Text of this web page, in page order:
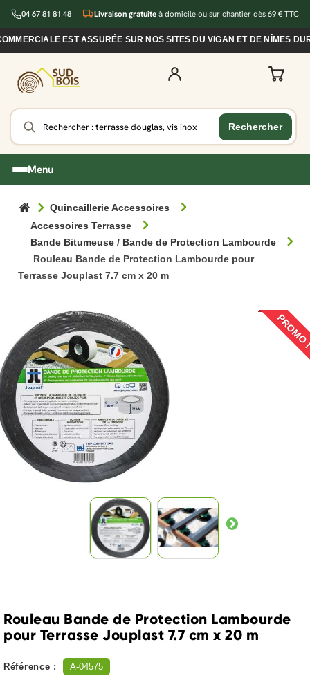
04 67 81 81 48 Livraison gratuite à domicile ou sur chantier dès 69 € TTC
EST ASSURÉE SUR NOS SITES DU VIGAN ET DE NÎMES
Menu
Quincaillerie Accessoires
Accessoires Terrasse
Bande Bitumeuse / Bande de Protection Lambourde
Rouleau Bande de Protection Lambourde pour
Terrasse Jouplast 7.7 cm x 20 m
Rouleau Bande de Protection Lambourde
pour Terrasse Jouplast 7.7 cm x 20 m
Référence : A-04575